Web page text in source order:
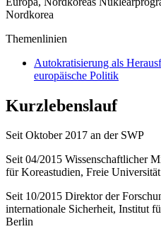
Nordkorea
Themenlinien
Autokratisierung als
europäische Politik
Kurzlebenslauf
Seit Oktober 2017 an der SWP
Seit 04/2015 Wissenschaftlicher
für Koreastudien, Freie
Seit 10/2015 Direktor der
internationale Sicherheit, Institut
Berlin